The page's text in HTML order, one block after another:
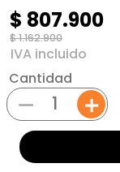
$1.162.900
$ 807.900
Cantidad
＋
－